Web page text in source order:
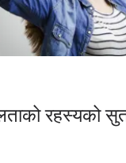
रहस्यको